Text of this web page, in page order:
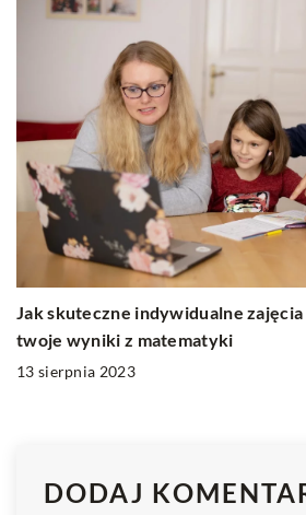
Jak skuteczne indywidualne
twoje wyniki z matematyki
13 sierpnia 2023
DODAJ